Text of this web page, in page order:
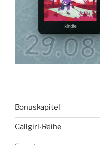
Bonuskapitel
Callgirl-Reihe